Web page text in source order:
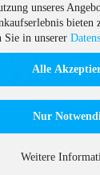
unseres
bieten
in unserer
Alle
Nur
Weitere
mit Gambio.de